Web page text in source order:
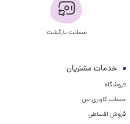
ضمانت بازگشت
خدمات مشتریان
فروشگاه
حساب کاربری من
فروش اقساطی